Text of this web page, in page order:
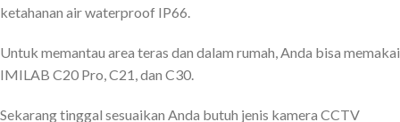
ketahanan air waterproof IP66.
Untuk memantau area teras dan dalam rumah, Anda bisa memakai
IMILAB C20 Pro, C21, dan C30.
Sekarang tinggal sesuaikan Anda butuh jenis kamera CCTV